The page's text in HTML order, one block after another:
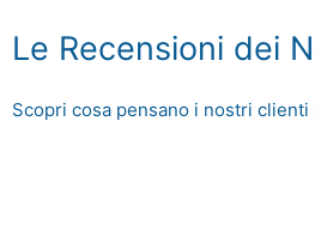
Le Recensioni dei
Scopri cosa pensano i nostri